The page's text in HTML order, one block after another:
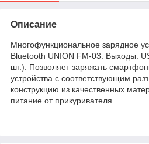
Описание
Многофункциональное зарядное
Bluetooth UNION FM-03. Выходы:
шт.). Позволяет заряжать
устройства с соответствующим
конструкцию из качественных
питание от прикуривателя.